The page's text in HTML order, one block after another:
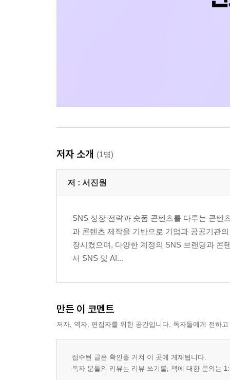
저자 소개 (1명)
저 : 서진원
SNS 성장 전략과 숏폼 콘텐츠를 다루는 콘텐
과 콘텐츠 제작을 기반으로 기업과 공공기관
장시켰으며, 다양한 계정의 SNS 브랜딩과 콘
서 SNS 및 AI...
만든 이 코멘트
저자, 역자, 편집자를 위한 공간입니다. 독자들에게 전하
접수된 글은 확인을 거쳐 이 곳에 게재됩니다.
독자 분들의 리뷰는 리뷰 쓰기를, 책에 대한 문의는